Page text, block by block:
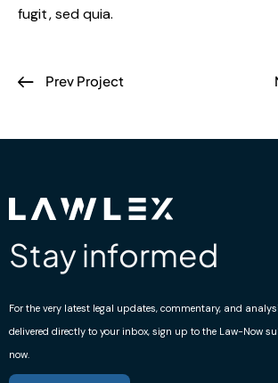
fugit, sed quia.
Prev Project
Stay informed
For the very latest legal updates, commentary, and
delivered directly to your inbox, sign up to the Law-Now
now.